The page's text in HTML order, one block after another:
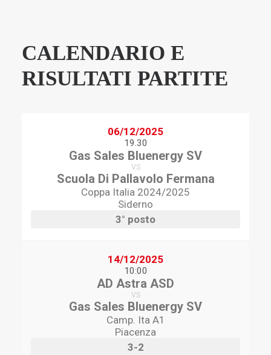
CALENDARIO E
RISULTATI PARTITE
06/12/2025
19.30
Gas Sales Bluenergy SV
VS
Scuola Di Pallavolo Fermana
Coppa Italia 2024/2025
Siderno
3° posto
14/12/2025
10:00
AD Astra ASD
VS
Gas Sales Bluenergy SV
Camp. Ita A1
Piacenza
3-2